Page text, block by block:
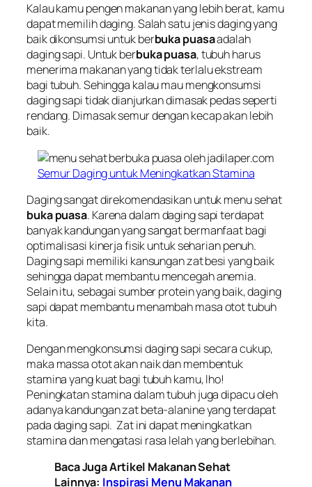
Kalau kamu pengen makanan yang lebih berat, kamu
dapat memilih daging. Salah satu jenis daging yang
baik dikonsumsi untuk berbuka puasaadalah
daging sapi. Untuk berbuka puasa, tubuh harus
menerima makanan yang tidak terlalu ekstream
bagi tubuh. Sehingga kalau mau mengkonsumsi
daging sapi tidak dianjurkan dimasak pedas seperti
rendang. Dimasak semur dengan kecap akan lebih
baik.
Semur Daging untuk Meningkatkan Stamina
Daging sangat direkomendasikan untuk menu sehat
buka puasa. Karena dalam daging sapi terdapat
banyak kandungan yang sangat bermanfaat bagi
optimalisasi kinerja fisik untuk seharian penuh.
Daging sapi memiliki kansungan zat besi yang baik
sehingga dapat membantu mencegah anemia.
Selain itu, sebagai sumber protein yang baik, daging
sapi dapat membantu menambah masa otot tubuh
kita.
Dengan mengkonsumsi daging sapi secara cukup,
maka massa otot akan naik dan membentuk
stamina yang kuat bagi tubuh kamu, lho!
Peningkatan stamina dalam tubuh juga dipacu oleh
adanya kandungan zat beta-alanine yang terdapat
pada daging sapi. Zat ini dapat meningkatkan
stamina dan mengatasi rasa lelah yang berlebihan.
Baca Juga Artikel Makanan Sehat
Lainnya: Inspirasi Menu Makanan